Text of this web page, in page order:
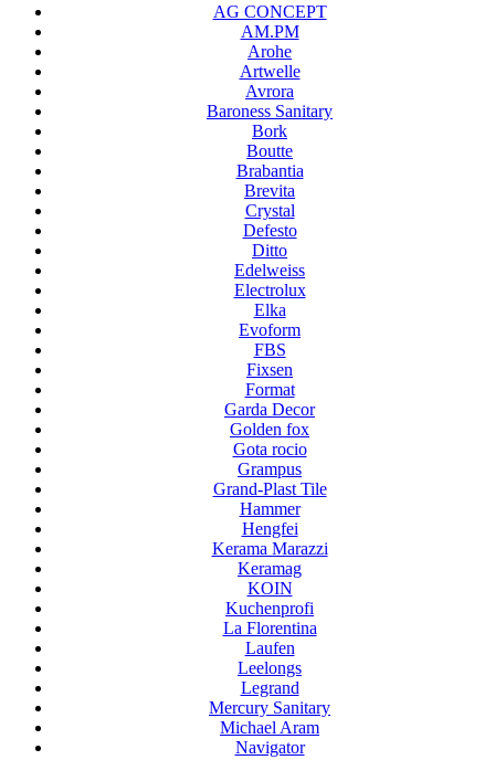
AG CONCEPT
AM.PM
Arohe
Artwelle
Avrora
Baroness Sanitary
Bork
Boutte
Brabantia
Brevita
Crystal
Defesto
Ditto
Edelweiss
Electrolux
Elka
Evoform
FBS
Fixsen
Format
Garda Decor
Golden fox
Gota rocio
Grampus
Grand-Plast Tile
Hammer
Hengfei
Kerama Marazzi
Keramag
KOIN
Kuchenprofi
La Florentina
Laufen
Leelongs
Legrand
Mercury Sanitary
Michael Aram
Navigator